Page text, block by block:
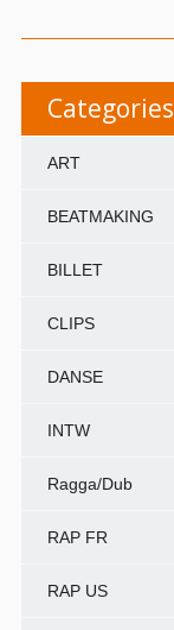
Categories
ART
BEATMAKING
BILLET
CLIPS
DANSE
INTW
Ragga/Dub
RAP FR
RAP US